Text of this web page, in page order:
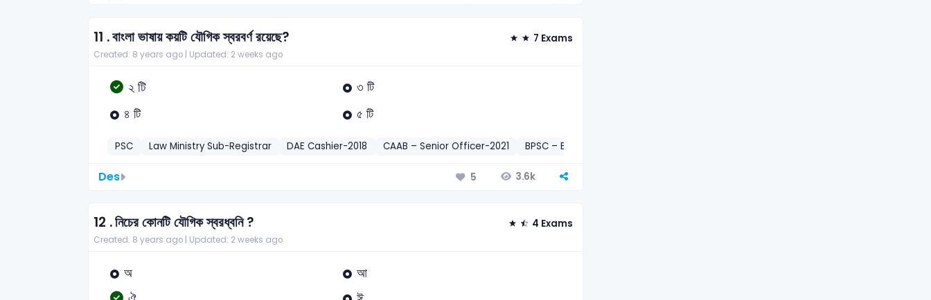
11 .বাংলা ভাষায় কয়টি যৌগিক স্বরবর্ণ রয়েছে? 7 Exams
Created: 8 years ago | Updated: 2 weeks ago
২ টি
৩ টি
৪ টি
৫ টি
PSC Law Ministry Sub-Registrar DAE Cashier-2018 CAAB – Senior Officer-2021 BPSC – Electrical Inspector-2023
Des 5 3.6k
12 .নিচের কোনটি যৌগিক স্বরধ্বনি ? 4 Exams
Created: 8 years ago | Updated: 2 weeks ago
অ আ